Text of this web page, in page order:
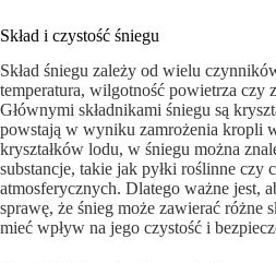
Skład i czystość śniegu
Skład śniegu zależy od wielu
temperatura, wilgotność powietrza czy
Głównymi składnikami śniegu są
powstają w wyniku zamrożenia kropli
kryształków lodu, w śniegu można
substancje, takie jak pyłki roślinne czy
atmosferycznych. Dlatego ważne jest,
sprawę, że śnieg może zawierać różne
mieć wpływ na jego czystość i